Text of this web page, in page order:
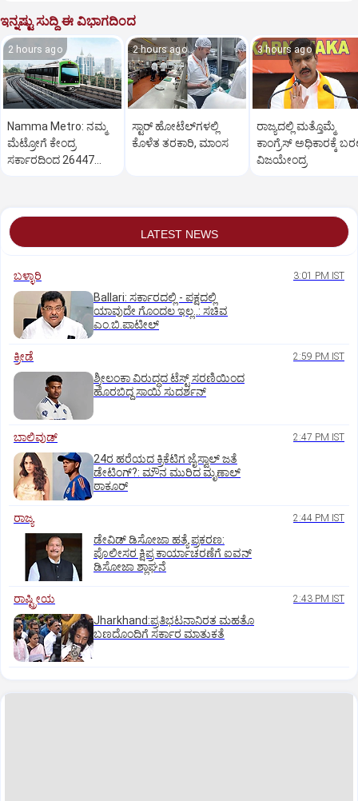
ಇನ್ನಷ್ಟು ಸುದ್ದಿ ಈ ವಿಭಾಗದಿಂದ
2 hours ago
Namma Metro: ನಮ್ಮ
ಮೆಟ್ರೋಗೆ ಕೇಂದ್ರ
ಸರ್ಕಾರದಿಂದ 26447
2 hours ago
ಸ್ಟಾರ್‌ ಹೋಟೆಲ್‌ಗ‌ಳಲ್ಲಿ
ಕೊಳೆತ ತರಕಾರಿ, ಮಾಂಸ
3 hours ago
ರಾಜ್ಯದಲ್ಲಿ ಮತ್ತೊಮ್ಮೆ
ಕಾಂಗ್ರೆಸ್‌ ಅಧಿಕಾರಕ್ಕೆ
ವಿಜಯೇಂದ್ರ
LATEST NEWS
ಬಳ್ಳಾರಿ 3:01 PM IST
Ballari: ಸರ್ಕಾರದಲ್ಲಿ - ಪಕ್ಷದಲ್ಲಿ
ಯಾವುದೇ ಗೊಂದಲ ಇಲ್ಲ..: ಸಚಿವ
ಎಂ.ಬಿ.ಪಾಟೀಲ್
ಕ್ರೀಡೆ 2:59 PM IST
ಶ್ರೀಲಂಕಾ ವಿರುದ್ಧದ ಟೆಸ್ಟ್ ಸರಣಿಯಿಂದ
ಹೊರಬಿದ್ದ ಸಾಯಿ ಸುದರ್ಶನ್
ಬಾಲಿವುಡ್‌ 2:47 PM IST
24ರ ಹರೆಯದ ಕ್ರಿಕೆಟಿಗ ಜೈಸ್ವಾಲ್‌ ಜತೆ
ಡೇಟಿಂಗ್?:‌ ಮೌನ ಮುರಿದ ಮೃಣಾಲ್‌
ಠಾಕೂರ್
ರಾಜ್ಯ 2:44 PM IST
ಡೇವಿಡ್ ಡಿಸೋಜಾ ಹತ್ಯೆ ಪ್ರಕರಣ:
ಪೊಲೀಸರ ಕ್ಷಿಪ್ರ ಕಾರ್ಯಾಚರಣೆಗೆ ಐವನ್
ಡಿಸೋಜಾ ಶ್ಲಾಘನೆ
ರಾಷ್ಟ್ರೀಯ 2:43 PM IST
Jharkhand:ಪ್ರತಿಭಟನಾನಿರತ ಮಹತೊ
ಬಣದೊಂದಿಗೆ ಸರ್ಕಾರ ಮಾತುಕತೆ